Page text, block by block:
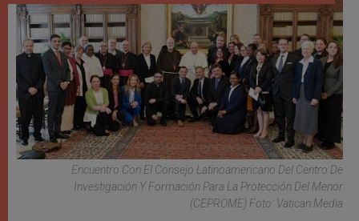
Encuentro Con El Consejo Latinoamericano Del Centro De
Investigación Y Formación Para La Protección Del Menor
(CEPROME) Foto: Vatican Media